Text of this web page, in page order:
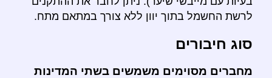
לרשת החשמל בתוך יוון ללא צורך במתאם מתח.
סוג חיבורים
מחברים מסוימים משמשים בשתי המדינות